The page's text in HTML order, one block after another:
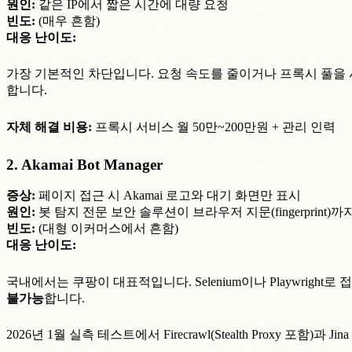
원인: 같은 IP에서 짧은 시간에 대량 요청
빈도: (매우 흔함)
대응 난이도:
가장 기본적인 차단입니다. 요청 속도를 줄이거나 프록시 풀
합니다.
자체 해결 비용: 프록시 서비스 월 50만~200만원 + 관리 인력
2. Akamai Bot Manager
증상: 페이지 접근 시 Akamai 로고와 대기 화면만 표시
원인: 봇 탐지 전문 보안 솔루션이 브라우저 지문(fingerprint)까
빈도: (대형 이커머스에서 흔함)
대응 난이도:
국내에서는 쿠팡이 대표적입니다. Selenium이나 Playwright로
불가능합니다.
2026년 1월 실측 테스트에서 Firecrawl(Stealth Proxy 포함)과